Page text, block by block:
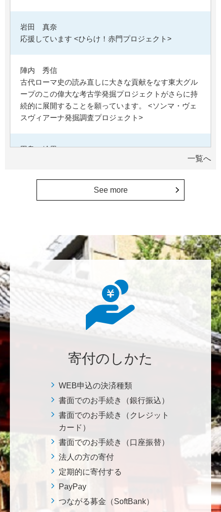
岩田 真奈
応援しています <ひらけ！赤門プロジェクト>
陣内 秀信
古代ローマ史の読み直しに大きな貢献をなす東大グル
ープのこの偉大な考古学発掘プロジェクトがさらに持
続的に展開することを願っています。 <ソンマ・ヴェ
スヴィアーナ発掘調査プロジェクト>
田島 絵里
母校の益々の繁栄を祈っています。 <ひらけ！赤門プ
本日は素晴らしい練習の成果を拝聴しました。これか
らも自信をもって励んでください。
七笑酒造株式会社
科・理学部基金>
鈴木 悦郎
赤門が再び開く日を楽しみにしております。 <ひら
け！赤門プロジェクト>
千田 敬二
南鳥島EEZに眠る国産レアアース資源の商業化を実現
し、日本を中核とする新たなレアアースサプライチェ
ーンの構築について、早期実現を期待しております。
一覧へ
See more
寄付のしかた
WEB申込の決済種類
書面でのお手続き（銀行振込）
書面でのお手続き（クレジット
カード）
書面でのお手続き（口座振替）
法人の方の寄付
定期的に寄付する
PayPay
つながる募金（SoftBank）